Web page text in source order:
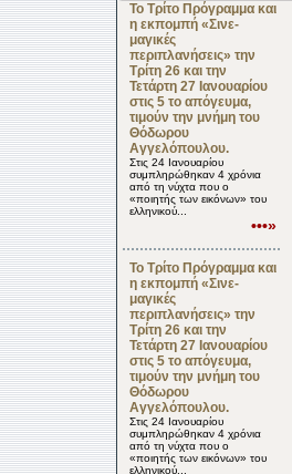
Το Τρίτο Πρόγραμμα και
η εκπομπή «Σινε-
μαγικές
περιπλανήσεις» την
Τρίτη 26 και την
Τετάρτη 27 Ιανουαρίου
στις 5 το απόγευμα,
τιμούν την μνήμη του
Θόδωρου
Αγγελόπουλου.
Στις 24 Ιανουαρίου
συμπληρώθηκαν 4 χρόνια
από τη νύχτα που ο
«ποιητής των εικόνων» του
ελληνικού...
•••»
Το Τρίτο Πρόγραμμα και
η εκπομπή «Σινε-
μαγικές
περιπλανήσεις» την
Τρίτη 26 και την
Τετάρτη 27 Ιανουαρίου
στις 5 το απόγευμα,
τιμούν την μνήμη του
Θόδωρου
Αγγελόπουλου.
Στις 24 Ιανουαρίου
συμπληρώθηκαν 4 χρόνια
από τη νύχτα που ο
«ποιητής των εικόνων» του
ελληνικού...